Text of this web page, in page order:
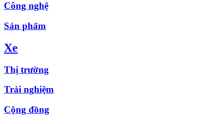
Công nghệ
Sản phẩm
Xe
Thị trường
Trải nghiệm
Cộng đồng